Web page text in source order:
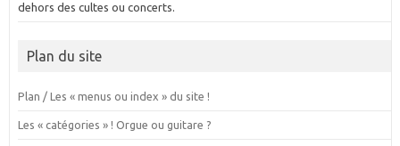
dehors des cultes ou concerts.
Plan du site
Plan / Les « menus ou index » du site !
Les « catégories » ! Orgue ou guitare ?